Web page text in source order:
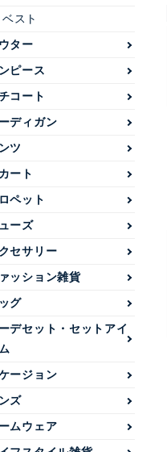
ベスト
ター
ピース
コート
ディガン
ツ
ート
ペット
ーズ
セサリー
ッション雑貨
グ
デセット・セットアイ
ージョン
ズ
ムウェア